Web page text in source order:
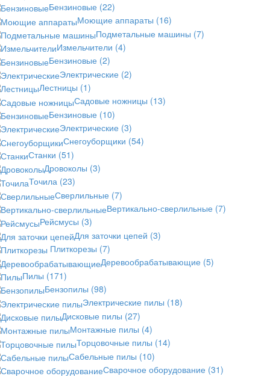
Бензиновые (22)
Моющие аппараты (16)
Подметальные машины (7)
Измельчители (4)
Бензиновые (2)
Электрические (2)
Лестницы (1)
Садовые ножницы (13)
Бензиновые (10)
Электрические (3)
Снегоуборщики (54)
Станки (51)
Дровоколы (3)
Точила (23)
Сверлильные (7)
Вертикально-сверлильные (7)
Рейсмусы (3)
Для заточки цепей (3)
Плиткорезы (7)
Деревообрабатывающие (5)
Пилы (171)
Бензопилы (98)
Электрические пилы (18)
Дисковые пилы (27)
Монтажные пилы (4)
Торцовочные пилы (14)
Сабельные пилы (10)
Сварочное оборудование (31)